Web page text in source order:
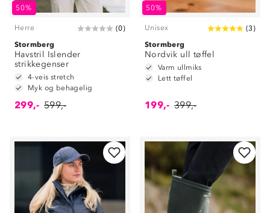
50%
Herre (0)
Stormberg
Havstril Islender
strikkegenser
4-veis stretch
Myk og behagelig
299,- 599,-
50%
Unisex (3)
Stormberg
Nordvik ull tøffel
Varm ullmiks
Lett tøffel
199,- 399,-